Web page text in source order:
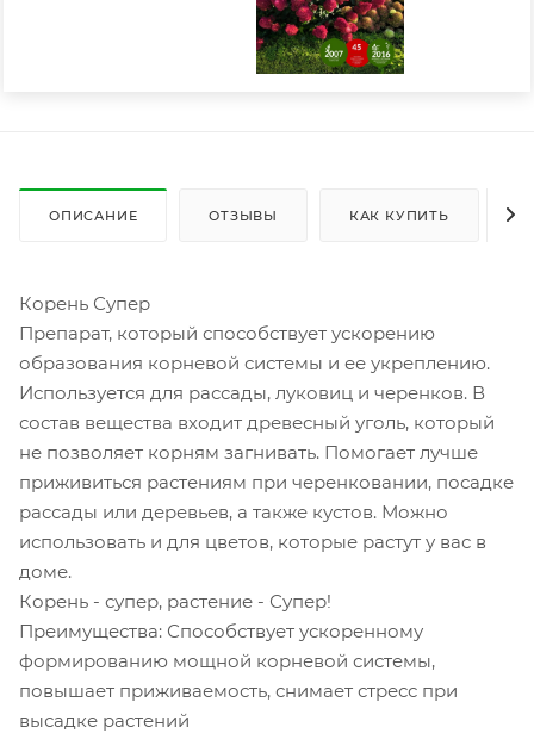
ОПИСАНИЕ ОТЗЫВЫ КАК КУПИТЬ
Корень Супер
Препарат, который способствует ускорению
образования корневой системы и ее укреплению.
Используется для рассады, луковиц и черенков. В
состав вещества входит древесный уголь, который
не позволяет корням загнивать. Помогает лучше
приживиться растениям при черенковании, посадке
рассады или деревьев, а также кустов. Можно
использовать и для цветов, которые растут у вас в
доме.
Корень - супер, растение - Супер!
Преимущества: Способствует ускоренному
формированию мощной корневой системы,
повышает приживаемость, снимает стресс при
высадке растений